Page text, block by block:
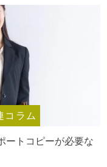
コラム
ートコピーが必要な